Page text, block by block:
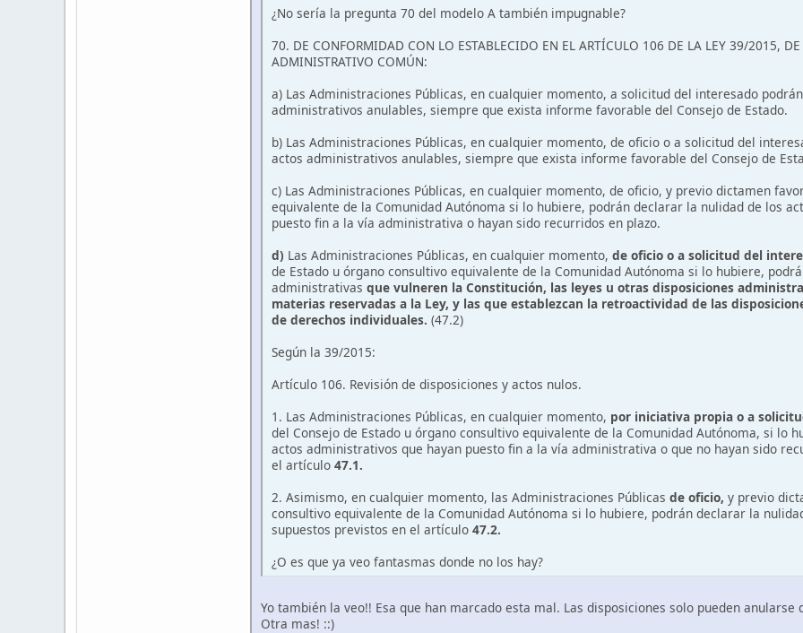
¿No sería la pregunta 70 del modelo A también impugnable?
70. DE CONFORMIDAD CON LO ESTABLECIDO EN EL ARTÍCULO 106 DE LA LEY 39/2015,
ADMINISTRATIVO COMÚN:
a) Las Administraciones Públicas, en cualquier momento, a solicitud del interesado
administrativos anulables, siempre que exista informe favorable del Consejo de Estado.
b) Las Administraciones Públicas, en cualquier momento, de oficio o a solicitud del
actos administrativos anulables, siempre que exista informe favorable del Consejo de
c) Las Administraciones Públicas, en cualquier momento, de oficio, y previo dictamen
equivalente de la Comunidad Autónoma si lo hubiere, podrán declarar la nulidad de los
puesto fin a la vía administrativa o hayan sido recurridos en plazo.
d) Las Administraciones Públicas, en cualquier momento, de oficio o a solicitud del
de Estado u órgano consultivo equivalente de la Comunidad Autónoma si lo hubiere,
administrativas que vulneren la Constitución, las leyes u otras disposiciones
materias reservadas a la Ley, y las que establezcan la retroactividad de las
de derechos individuales. (47.2)
Según la 39/2015:
Artículo 106. Revisión de disposiciones y actos nulos.
1. Las Administraciones Públicas, en cualquier momento, por iniciativa propia o a
del Consejo de Estado u órgano consultivo equivalente de la Comunidad Autónoma, si lo
actos administrativos que hayan puesto fin a la vía administrativa o que no hayan sido
el artículo 47.1.
2. Asimismo, en cualquier momento, las Administraciones Públicas de oficio, y previo
consultivo equivalente de la Comunidad Autónoma si lo hubiere, podrán declarar la
supuestos previstos en el artículo 47.2.
¿O es que ya veo fantasmas donde no los hay?
Yo también la veo!! Esa que han marcado esta mal. Las disposiciones solo pueden
Otra mas! ::)